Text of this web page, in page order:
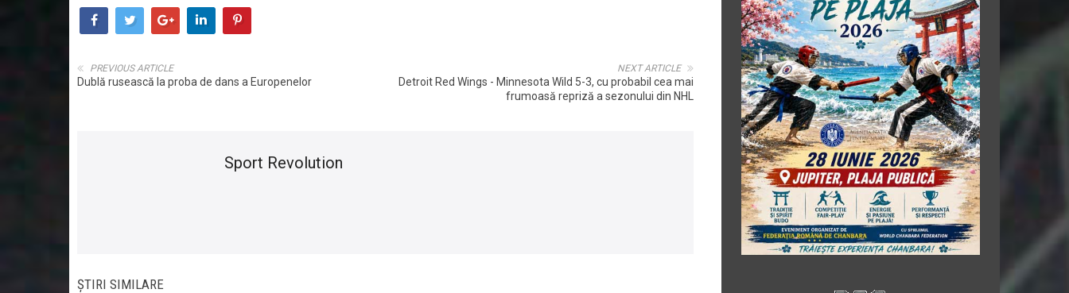
NEXT ARTICLE
Detroit Red Wings - Minnesota Wild 5-3, cu probabil cea mai
frumoasă repriză a sezonului din NHL
PREVIOUS ARTICLE
Dublă rusească la proba de dans a Europenelor
Sport Revolution
ȘTIRI SIMILARE